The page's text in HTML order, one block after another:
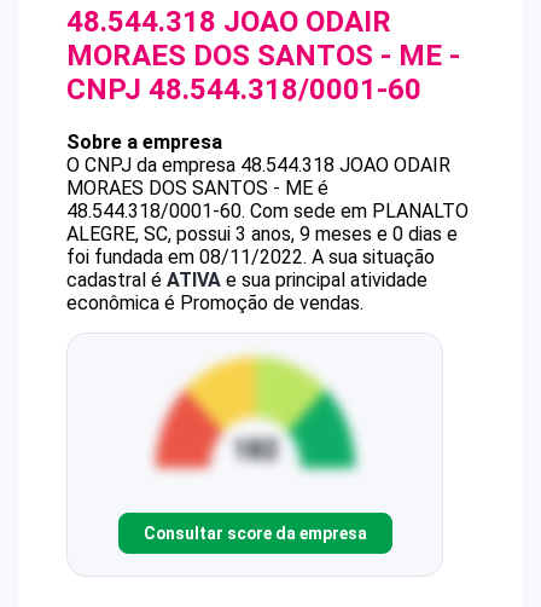
48.544.318 JOAO ODAIR
MORAES DOS SANTOS - ME -
CNPJ 48.544.318/0001-60
Sobre a empresa
O CNPJ da empresa 48.544.318 JOAO ODAIR
MORAES DOS SANTOS - ME é
48.544.318/0001-60. Com sede em PLANALTO
ALEGRE, SC, possui 3 anos, 9 meses e 0 dias e
foi fundada em 08/11/2022. A sua situação
cadastral é ATIVA e sua principal atividade
econômica é Promoção de vendas.
Consultar score da empresa